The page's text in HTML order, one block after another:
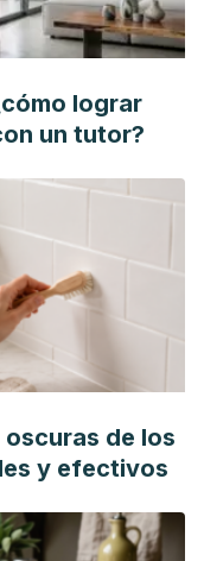
lograr
un tutor?
de los
y efectivos